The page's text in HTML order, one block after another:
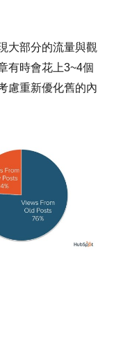
大部分的流量與觀
有時會花上3~4個
慮重新優化舊的內